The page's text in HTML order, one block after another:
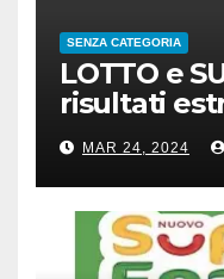
SENZA CATEGORIA
LOTTO e
risultati
23 marzo
MAR 24, 2024